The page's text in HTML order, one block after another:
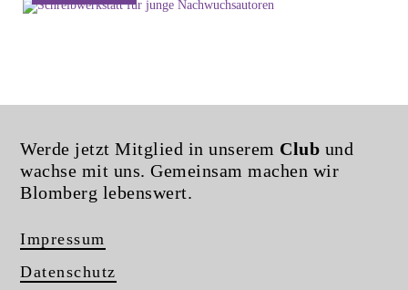
Werde jetzt Mitglied in unserem Club und
wachse mit uns. Gemeinsam machen wir
Blomberg lebenswert.
Impressum
Datenschutz